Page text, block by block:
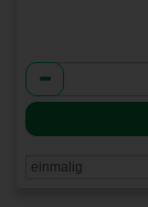
Anzahl